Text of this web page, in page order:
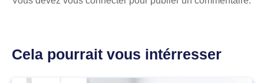
Cela pourrait vous intérresser